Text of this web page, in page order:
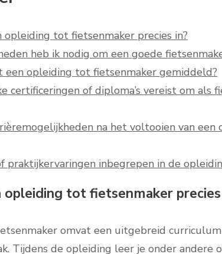
tot fietsenmaker precies in?
heb ik nodig om een goede
een opleiding tot fietsenmaker gemiddeld?
certificeringen of diploma’s vereist om als
na het voltooien van
praktijkervaringen inbegrepen in de
tot fietsenmaker precies
omvat een uitgebreid
Tijdens de opleiding leer je onder andere